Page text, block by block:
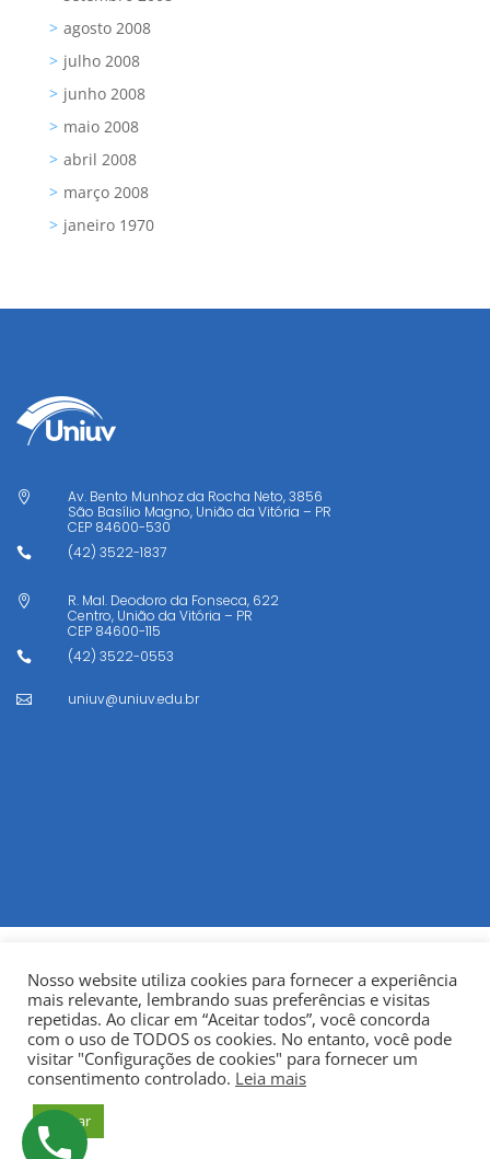
agosto 2008
julho 2008
junho 2008
maio 2008
abril 2008
março 2008
janeiro 1970

Av. Bento Munhoz da Rocha Neto, 3856
São Basílio Magno, União da Vitória – PR
CEP 84600-530
 (42) 3522-1837

R. Mal. Deodoro da Fonseca, 622
Centro, União da Vitória – PR
CEP 84600-115
 (42) 3522-0553
 uniuv@uniuv.edu.br
© Copyright 2022Fundação Municipal Centro Universitário
da Cidade de União da Vitória – UNIUV
Nosso website utiliza cookies para fornecer a experiência
mais relevante, lembrando suas preferências e visitas
repetidas. Ao clicar em “Aceitar todos”, você concorda
com o uso de TODOS os cookies. No entanto, você pode
visitar "Configurações de cookies" para fornecer um
consentimento controlado. Leia mais
Aceitar